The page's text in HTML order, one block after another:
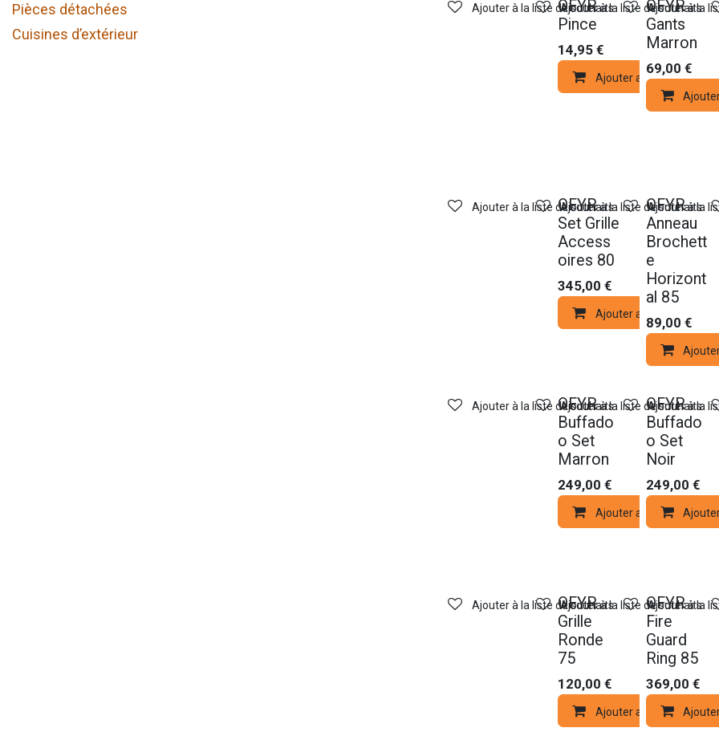
Pièces détachées
Cuisines d’extérieur
OFYR
Pince
14,95 €
Ajouter au panier
Ajouter à la liste de souhaits
OFYR
Gants
Marron
69,00 €
Ajouter à la liste de souhaits
Ajouter à la
OFYR
Set Grille
Access
oires 80
345,00 €
Ajouter au panier
Ajouter à la liste de souhaits
OFYR
Anneau
Brochett
e
Horizont
al 85
89,00 €
Ajouter à la liste de souhaits
Ajouter à la
OFYR
Buffado
o Set
Marron
249,00 €
Ajouter au panier
Ajouter à la liste de souhaits
OFYR
Buffado
o Set
Noir
249,00 €
Ajouter à la liste de souhaits
Ajouter à la
OFYR
Grille
Ronde
75
120,00 €
Ajouter au panier
Ajouter à la liste de souhaits
OFYR
Fire
Guard
Ring 85
369,00 €
Ajouter à la liste de souhaits
Ajouter à la